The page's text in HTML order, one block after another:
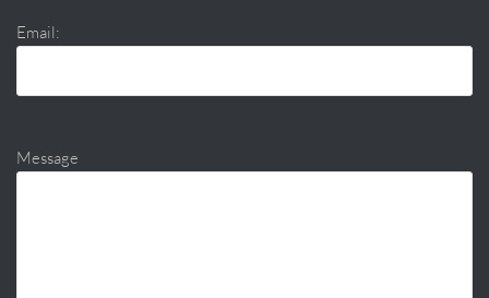
Email:
Message